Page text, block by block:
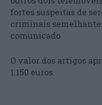
fortes suspeitas de
criminais
comunicado.
O valor dos artigos
1.150 euros.